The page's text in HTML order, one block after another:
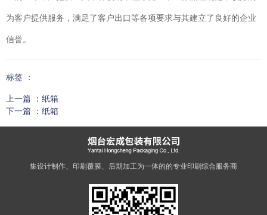
为客户提供服务，满足了客户出口等各项要求与其建立了良好的企业
信誉。
标签 ：
上一篇 ： 纸箱
下一篇 ： 纸箱
专注于超硬工具制造，致力于好口碑品质
集设计制作、印刷覆膜、后期加工为一体的的专业印刷综合服务商